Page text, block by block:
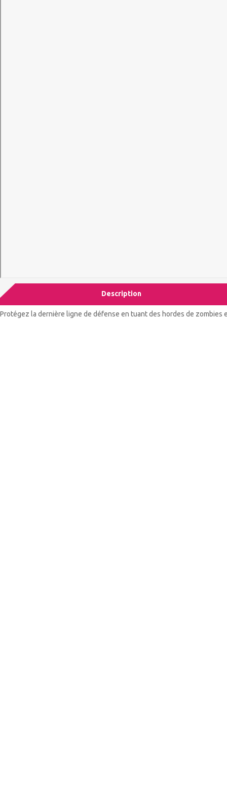
Description
Protégez la dernière ligne de défense en tuant des hordes de zombies